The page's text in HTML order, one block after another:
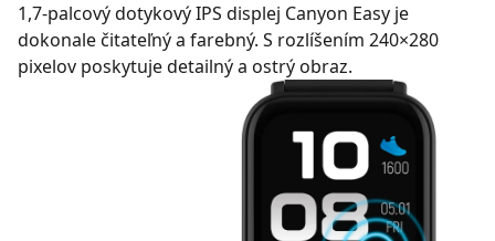
1,7-palcový dotykový IPS displej Canyon Easy je
dokonale čitateľný a farebný. S rozlíšením 240×280
pixelov poskytuje detailný a ostrý obraz.